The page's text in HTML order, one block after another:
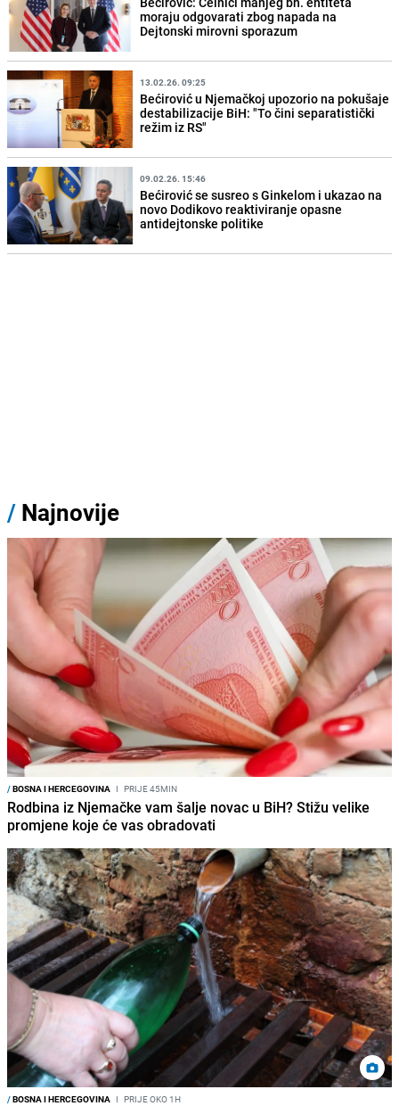
moraju odgovarati zbog napada na
Dejtonski mirovni sporazum
13.02.26. 09:25
Bećirović u Njemačkoj upozorio na pokušaje
destabilizacije BiH: "To čini separatistički
režim iz RS"
09.02.26. 15:46
Bećirović se susreo s Ginkelom i ukazao na
novo Dodikovo reaktiviranje opasne
antidejtonske politike
/ Najnovije
/BOSNA I HERCEGOVINA I PRIJE 45MIN
Rodbina iz Njemačke vam šalje novac u BiH? Stižu velike
promjene koje će vas obradovati
/BOSNA I HERCEGOVINA I PRIJE OKO 1H